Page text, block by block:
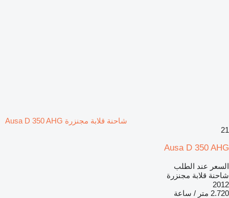
شاحنة قلابة مجنزرة Ausa D 350 AHG
21
Ausa D 350 AHG
السعر عند الطلب
شاحنة قلابة مجنزرة
2012
2.720 متر / ساعة